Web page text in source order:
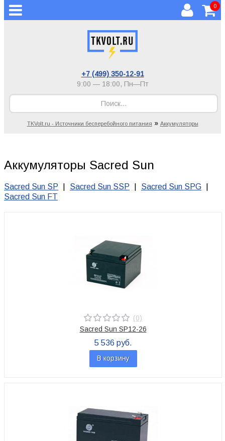
0
+7 (499) 350-12-91
9:00 — 18:00, Пн—Пт
TKVolt.ru - Источники бесперебойного питания » Аккумуляторы
Аккумуляторы Sacred Sun
Sacred Sun SP Sacred Sun SSP Sacred Sun SPG
Sacred Sun FT
(0)
Sacred Sun SP12-26
5 536 руб.
В корзину